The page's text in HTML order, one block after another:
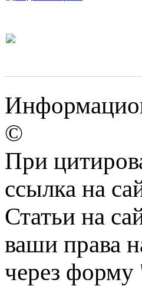
©
При
ссылка на
Статьи на
ваши права
через